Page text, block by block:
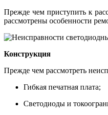
Прежде чем приступить к
рассмотрены особенности
Конструкция
Прежде чем рассмотреть
Гибкая печатная плата;
Светодиоды и